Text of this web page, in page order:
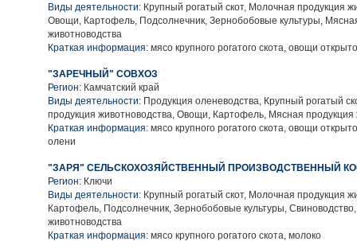
Виды деятельности: Крупный рогатый скот, Молочная продукция
Овощи, Картофель, Подсолнечник, Зернобобовые культуры,
животноводства
Краткая информация: мясо крупного рогатого скота, овощи
"ЗАРЕЧНЫЙ" СОВХОЗ
Регион: Камчатский край
Виды деятельности: Продукция оленеводства, Крупный рогатый
продукция животноводства, Овощи, Картофель, Мясная продукция
Краткая информация: мясо крупного рогатого скота, овощи
олени
"ЗАРЯ" СЕЛЬСКОХОЗЯЙСТВЕННЫЙ ПРОИЗВОДСТВЕННЫЙ
Регион: Ключи
Виды деятельности: Крупный рогатый скот, Молочная продукция
Картофель, Подсолнечник, Зернобобовые культуры,
животноводства
Краткая информация: мясо крупного рогатого скота, молоко